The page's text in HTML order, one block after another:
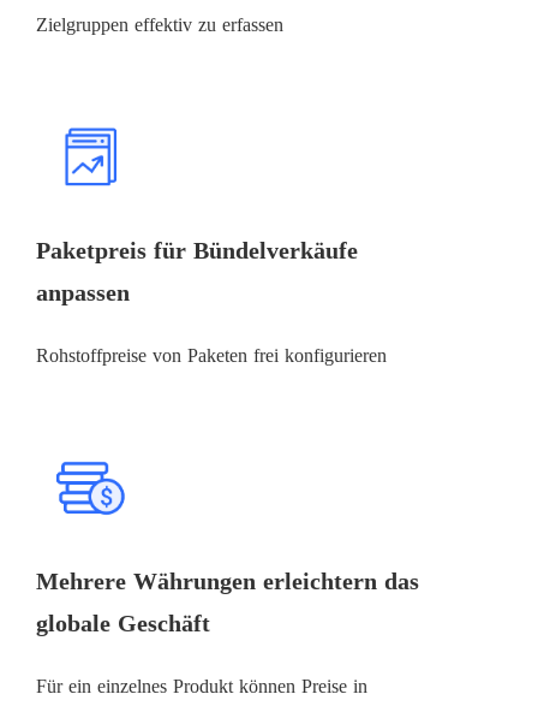
Zielgruppen effektiv zu erfassen
Paketpreis für Bündelverkäufe
anpassen
Rohstoffpreise von Paketen frei konfigurieren
Mehrere Währungen erleichtern das
globale Geschäft
Für ein einzelnes Produkt können Preise in